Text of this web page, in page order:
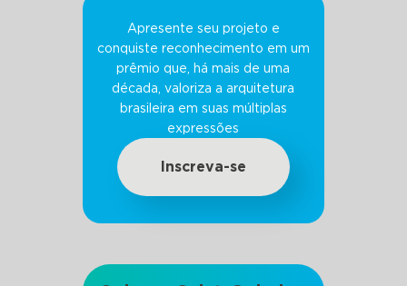
Apresente seu projeto e
conquiste reconhecimento em um
prêmio que, há mais de uma
década, valoriza a arquitetura
brasileira em suas múltiplas
expressões
Inscreva-se